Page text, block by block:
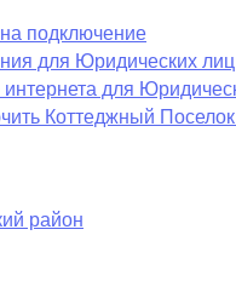
подключение
для Юридических лиц
для
Коттеджный
район